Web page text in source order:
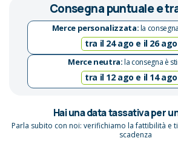
Consegna puntuale e
Merce personalizzata:la
tra il 24 ago e il 26 ago
Merce neutra:la consegna è
tra il 12 ago e il 14 ago
Hai una data tassativa per
Parla subito con noi: verifichiamo la fattibilità e
scadenza